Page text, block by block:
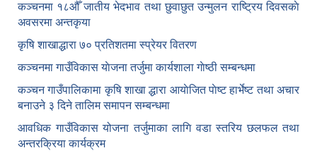
कञ्‍चनमा १८औँ जातीय भेदभाव तथा छुवाछुत उन्मुलन राष्ट्रिय दिवसकाे
अवसरमा अन्तकृया
कृषि शाखाद्धारा ७० प्रतिशतमा स्प्रेयर वितरण
कञ्‍चनमा गाउँविकास याेजना तर्जुमा कार्यशाला गाेष्ठी सम्बन्धमा
कञ्‍चन गाउँपालिकामा कृषि शाखा द्धारा आयाेजित पाेष्ट हार्भेष्ट तथा अचार
बनाउने ३ दिने तालिम समापन सम्बन्‍धमा
आवधिक गाउँविकास योजना तर्जुमाका लागि वडा स्तरिय छलफल तथा
अन्तरक्रिया कार्यक्रम